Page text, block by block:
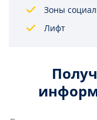
Зоны
Лифт